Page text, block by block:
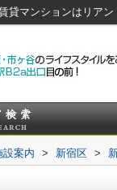
貸マンションはリアン
設案内 > 新宿区 >